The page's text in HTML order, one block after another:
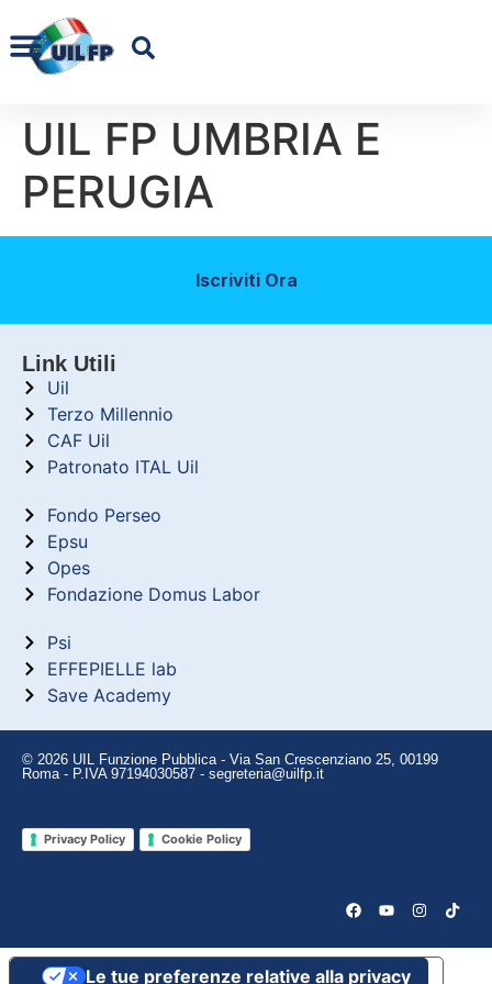
UIL FP UMBRIA E
PERUGIA
Iscriviti Ora
Link Utili
Uil
Terzo Millennio
CAF Uil
Patronato ITAL Uil
Fondo Perseo
Epsu
Opes
Fondazione Domus Labor
Psi
EFFEPIELLE lab
Save Academy
© 2026 UIL Funzione Pubblica - Via San Crescenziano 25, 00199
Roma - P.IVA 97194030587 - segreteria@uilfp.it
Privacy Policy Cookie Policy
Le tue preferenze relative alla privacy